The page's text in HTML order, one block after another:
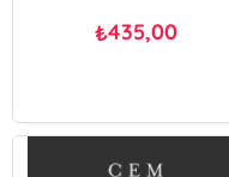
₺435,00